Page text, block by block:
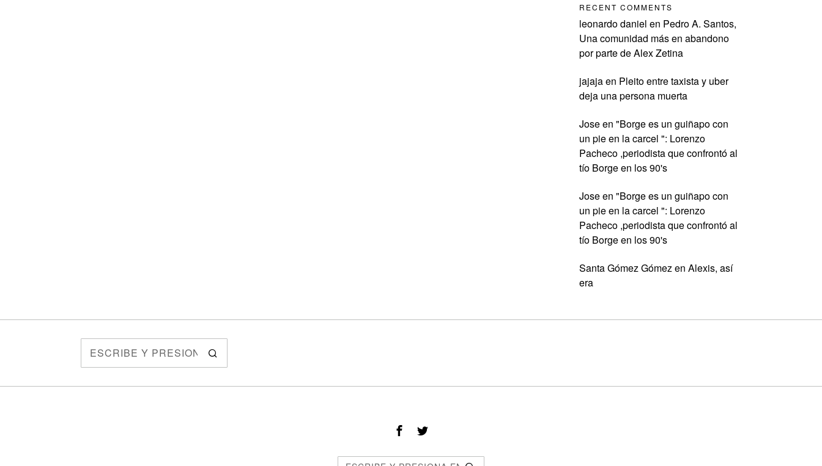
RECENT COMMENTS
leonardo daniel en Pedro A. Santos,
Una comunidad más en abandono
por parte de Alex Zetina
jajajaen Pleito entre taxista y uber
deja una persona muerta
Joseen "Borge es un guiñapo con
un pie en la carcel ": Lorenzo
Pacheco ,periodista que confrontó al
tío Borge en los 90's
Joseen "Borge es un guiñapo con
un pie en la carcel ": Lorenzo
Pacheco ,periodista que confrontó al
tío Borge en los 90's
Santa Gómez Gómezen Alexis, así
era